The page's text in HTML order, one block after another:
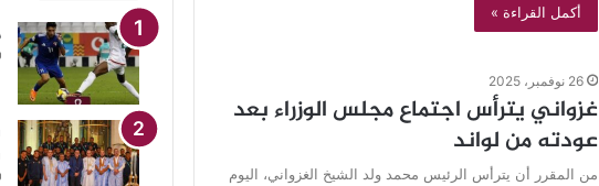
أكمل القراءة »
26 نوفمبر، 2025
غزواني يترأس اجتماع مجلس الوزراء بعد
عودته من لواند
من المقرر أن يترأس الرئيس محمد ولد الشيخ الغزواني، اليوم